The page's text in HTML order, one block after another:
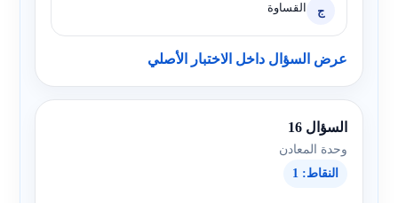
ج القساوة
عرض السؤال داخل الاختبار الأصلي
السؤال 16
وحدة المعادن
النقاط: 1